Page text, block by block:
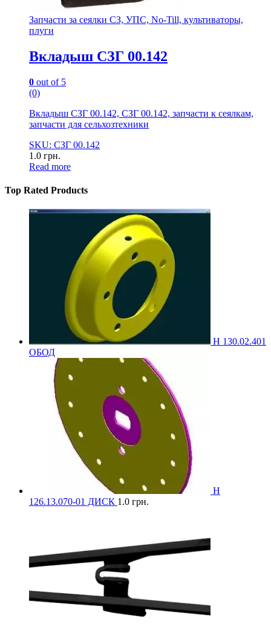
Запчасти за сеялки СЗ, УПС, No-Till, культиваторы,
плуги
Вкладыш СЗГ 00.142
0 out of 5
(0)
Вкладыш СЗГ 00.142, СЗГ 00.142, запчасти к сеялкам,
запчасти для сельхозтехники
SKU: СЗГ 00.142
1.0 грн.
Read more
Top Rated Products
Н 130.02.401
ОБОД
Н
126.13.070-01 ДИСК 1.0 грн.